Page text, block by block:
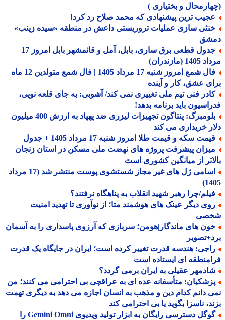
و بختیاری )
ترین پیشنهادی که محمد صلاح رد کرد!
سازی عملیات تروریستی داعش در منطقه «سیده زینب»
جدول قطعی برق ساری، بابل، آمل و قائمشهر بابل امروز 17
(مازندران)
فال شمع امروز شنبه 17 مرداد 1405 | فال شمع متولدین 12 ماه
عشق، کار و آینده
فنی تیم ملی تغییری نمی کند/ آشوبی: به جای قلعه نویی،
باید برنامه بدهد!
بلومبرگ: پنتاگون تجهیزات لیزری ضد پهپاد به ارزش 400 میلیون
خریداری می کند
سکه و قیمت طلا امروز شنبه 17 مرداد 1405 + جدول
پیشرفت پروژه های نهضت ملی مسکن در استان زنجان
از میانگین کشوری است
اسامی ژل های غیر مجاز شستشوی پوست منتشر شد (17 مرداد
چرا رهبر شهید انقلاب به پناهگاه نرفتند؟
دیگر عینک های هوشمند متا؛ از نوآوری تا تهدید امنیت
های ماندگار|هومن؛ سربازی که آرزوی پاسداری را به آسمان
هندسه قدرت تغییر کرده است؛ ایران در جایگاه یک قدرت
ای ایستاده است
عقیلی به ایران برمی گردد؟
متأسفانه عده ای به عراقچی بی احترامی می کنند؛ من
دانم کدام دین و مذهب به انسان اجازه می دهد به دیگری تهمت
ناسزا بگوید یا بی احترامی کند
گوگل دسترسی رایگان به ابزار تولید ویدیوی Gemini Omni را